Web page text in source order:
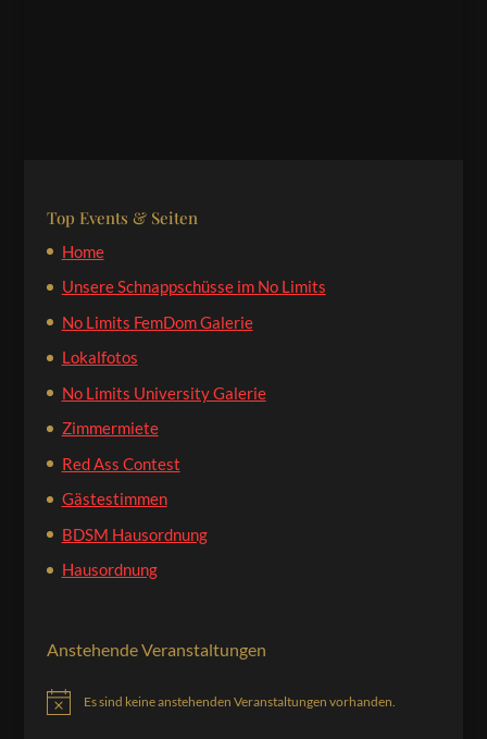
Top Events & Seiten
Home
Unsere Schnappschüsse im No Limits
No Limits FemDom Galerie
Lokalfotos
No Limits University Galerie
Zimmermiete
Red Ass Contest
Gästestimmen
BDSM Hausordnung
Hausordnung
Anstehende Veranstaltungen
HinweisEs sind keine anstehenden Veranstaltungen vorhanden.